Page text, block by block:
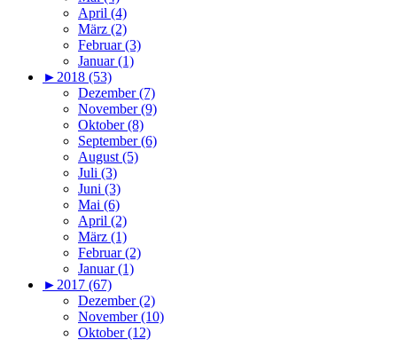
April (4)
März (2)
Februar (3)
Januar (1)
► 2018 (53)
Dezember (7)
November (9)
Oktober (8)
September (6)
August (5)
Juli (3)
Juni (3)
Mai (6)
April (2)
März (1)
Februar (2)
Januar (1)
► 2017 (67)
Dezember (2)
November (10)
Oktober (12)